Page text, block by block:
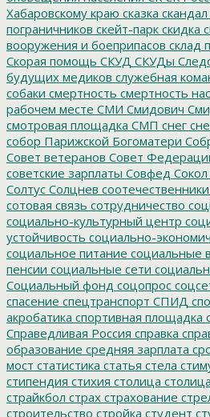
Хабаровскому краю сказка скандал
пограничников скейт-парк скидка
вооружения и боеприпасов склад
Скорая помощь СКУД СКУДы
будущих медиков служебная
собаки смертность смертность
рабочем месте СМИ Смидович
смотровая площадка СМП снег
собор Парижской Богоматери
Совет ветеранов Совет
советские зарплаты Совфед Сокол
Солтус Солцнев соотечественники
сотовая связь сотрудничество
социально-культурный центр
устойчивость социально-
социальное питание социальные
пенсии социальные сети
Социальный фонд соцопрос
спасение спецтранспорт СПИД
акробатика спортивная площадка
Справедливая Россия справка
образование средняя зарплата
мост статистика статья стела
стипендия стихия столица
страйкбол страх страхование
строительство стройка студент